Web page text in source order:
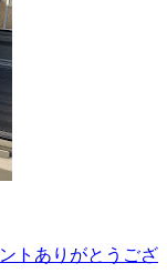
トありがとうござ